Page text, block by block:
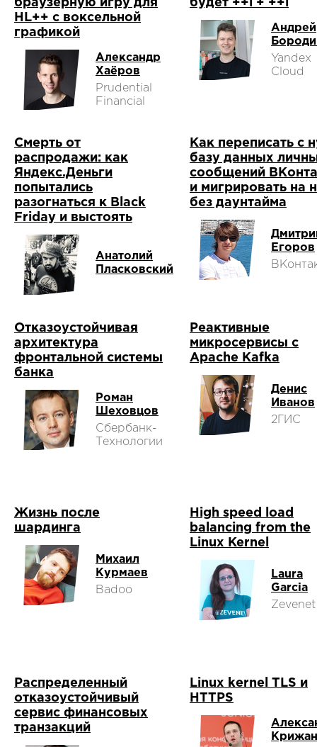
браузерную игру для
HL++ с воксельной
графикой
Александр
Хаёров
Prudential
Financial
будет ++i + ++i
Андрей
Yandex
Cloud
Смерть от
распродажи: как
Яндекс.Деньги
попытались
разогнаться к Black
Friday и выстоять
Анатолий
Пласковский
Как переписать с
базу данных
сообщений
и мигрировать на
без даунтайма
Егоров
Отказоустойчивая
архитектура
фронтальной системы
банка
Роман
Шеховцов
Сбербанк-
Технологии
Реактивные
микросервисы с
Apache Kafka
Денис
Иванов
2ГИС
Жизнь после
шардинга
Михаил
Курмаев
Badoo
High speed load
balancing from the
Linux Kernel
Laura
Garcia
Zevenet
Распределенный
отказоустойчивый
сервис финансовых
транзакций
Linux kernel TLS и
HTTPS